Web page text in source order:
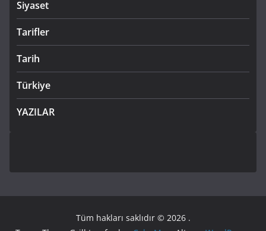
Siyaset
Tarifler
Tarih
Türkiye
YAZILAR
Tüm hakları saklıdır © 2026 .